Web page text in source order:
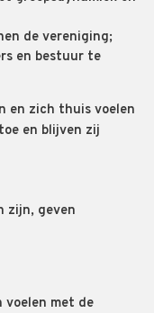
de vereniging;
en bestuur te
en zich thuis voelen
en blijven zij
zijn, geven
voelen met de